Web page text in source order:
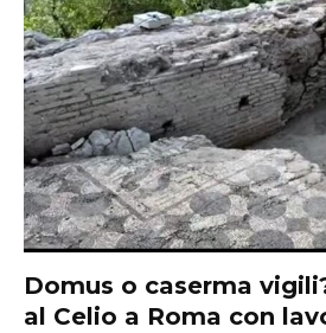
Domus o caserma
al Celio a Roma con